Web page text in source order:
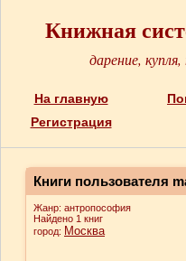
Книжная
дарение,
На главную
Регистрация
Книги пользователя
Жанр: антропософия
Найдено 1 книг
город: Москва